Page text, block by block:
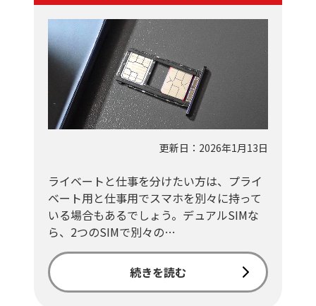
更新日：2026年1月13日
ライベートと仕事を分けたい方は、プライ
ベート用と仕事用でスマホを別々に持って
いる場合もあるでしょう。デュアルSIMな
ら、2つのSIMで別々の…
続きを読む